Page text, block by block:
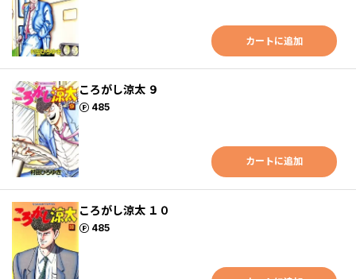
カートに追加
ころがし涼太 ９
485
ポイント
カートに追加
ころがし涼太 １０
485
ポイント